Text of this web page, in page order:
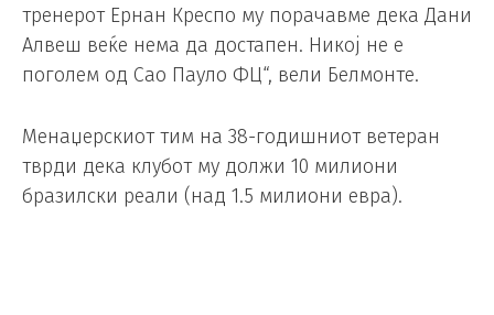
тренерот Ернан Креспо му порачавме дека Дани
Алвеш веќе нема да достапен. Никој не е
поголем од Сао Пауло ФЦ“, вели Белмонте.
Менаџерскиот тим на 38-годишниот ветеран
тврди дека клубот му должи 10 милиони
бразилски реали (над 1.5 милиони евра).